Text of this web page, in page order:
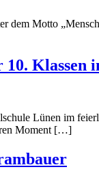
Motto
Klassen
Lünen im
Moment […]